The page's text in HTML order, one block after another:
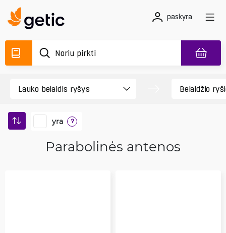
paskyra
yra ?
Parabolinės antenos